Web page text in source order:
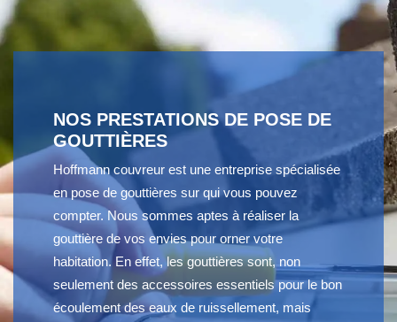
NOS PRESTATIONS DE POSE DE
GOUTTIÈRES
Hoffmann couvreur est une entreprise spécialisée
en pose de gouttières sur qui vous pouvez
compter. Nous sommes aptes à réaliser la
gouttière de vos envies pour orner votre
habitation. En effet, les gouttières sont, non
seulement des accessoires essentiels pour le bon
écoulement des eaux de ruissellement, mais